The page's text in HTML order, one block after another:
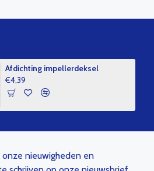
6BY
6LY
YSM
Afdichting impellerdeksel
€4,39
nieuwigheden en